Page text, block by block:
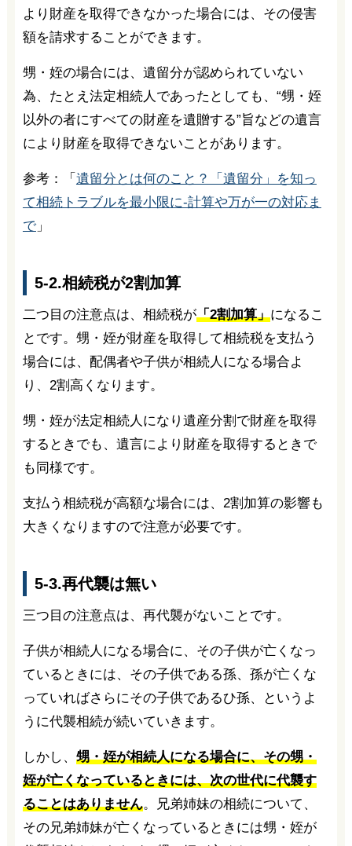
より財産を取得できなかった場合には、その侵害
額を請求することができます。
甥・姪の場合には、遺留分が認められていない
為、たとえ法定相続人であったとしても、“甥・姪
以外の者にすべての財産を遺贈する”旨などの遺言
により財産を取得できないことがあります。
参考：「 遺留分とは何のこと？「遺留分」を知っ
て相続トラブルを最小限に-計算や万が一の対応ま
で」
5-2.相続税が2割加算
二つ目の注意点は、相続税が「2割加算」になるこ
とです。甥・姪が財産を取得して相続税を支払う
場合には、配偶者や子供が相続人になる場合よ
り、2割高くなります。
甥・姪が法定相続人になり遺産分割で財産を取得
するときでも、遺言により財産を取得するときで
も同様です。
支払う相続税が高額な場合には、2割加算の影響も
大きくなりますので注意が必要です。
5-3.再代襲は無い
三つ目の注意点は、再代襲がないことです。
子供が相続人になる場合に、その子供が亡くなっ
ているときには、その子供である孫、孫が亡くな
っていればさらにその子供であるひ孫、というよ
うに代襲相続が続いていきます。
しかし、 甥・姪が相続人になる場合に、その甥・
姪が亡くなっているときには、次の世代に代襲す
ることはありません。兄弟姉妹の相続について、
その兄弟姉妹が亡くなっているときには甥・姪が